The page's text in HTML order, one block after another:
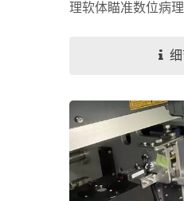
理软体瞄准数位病
高解析数位影像扫
具。协助现代医疗
影像数位储存、即
分析诊断，若再辅
析，将可降低医疗